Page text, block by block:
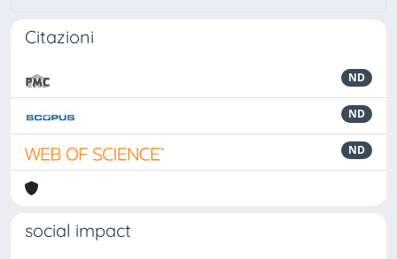
Citazioni
ND
ND
ND
social impact